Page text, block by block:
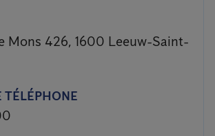
Mons 426, 1600 Leeuw-Saint-
TÉLÉPHONE